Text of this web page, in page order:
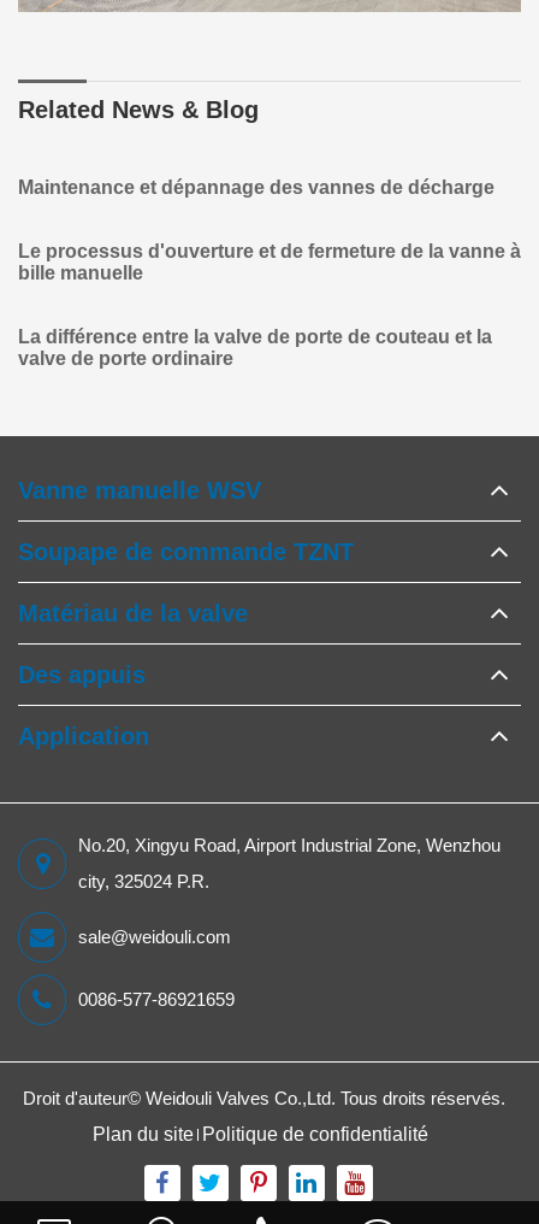
Related News & Blog
Maintenance et dépannage des vannes de décharge
Le processus d'ouverture et de fermeture de la vanne à
bille manuelle
La différence entre la valve de porte de couteau et la
valve de porte ordinaire
Vanne manuelle WSV
Soupape de commande TZNT
Matériau de la valve
Des appuis
Application
No.20, Xingyu Road, Airport Industrial Zone, Wenzhou
city, 325024 P.R.
sale@weidouli.com
0086-577-86921659
Droit d'auteur©Weidouli Valves Co.,Ltd. Tous droits réservés.
Plan du site Politique de confidentialité